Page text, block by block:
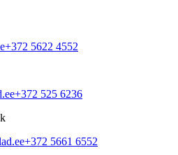
+372 5622 4552
+372 525 6236
+372 5661 6552